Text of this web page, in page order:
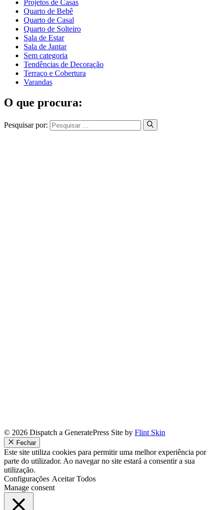
Projetos de Casas
Quarto de Bebê
Quarto de Casal
Quarto de Solteiro
Sala de Estar
Sala de Jantar
Sem categoria
Tendências de Decoração
Terraço e Cobertura
Varandas
O que procura:
Pesquisar por:
© 2026 Dispatch a GeneratePress Site by Flint Skin
Fechar
Este site utiliza cookies para permitir uma melhor experiência por
parte do utilizador. Ao navegar no site estará a consentir a sua
utilização.
Configurações Aceitar Todos
Manage consent